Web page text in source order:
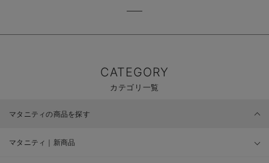
CATEGORY
カテゴリ一覧
マタニティの商品を探す
マタニティ｜新商品